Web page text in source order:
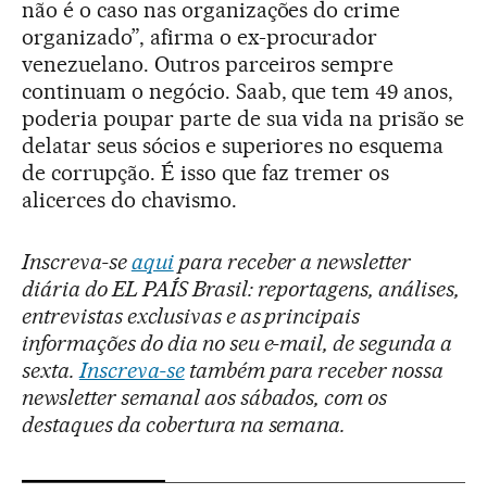
não é o caso nas organizações do crime
organizado”, afirma o ex-procurador
venezuelano. Outros parceiros sempre
continuam o negócio. Saab, que tem 49 anos,
poderia poupar parte de sua vida na prisão se
delatar seus sócios e superiores no esquema
de corrupção. É isso que faz tremer os
alicerces do chavismo.
Inscreva-seaquipara receber a newsletter
diária do EL PAÍS Brasil: reportagens, análises,
entrevistas exclusivas e as principais
informações do dia no seu e-mail, de segunda a
sexta.Inscreva-setambém para receber nossa
newsletter semanal aos sábados, com os
destaques da cobertura na semana.